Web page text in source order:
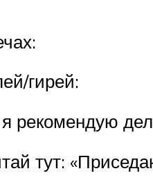
гирей:
тут: